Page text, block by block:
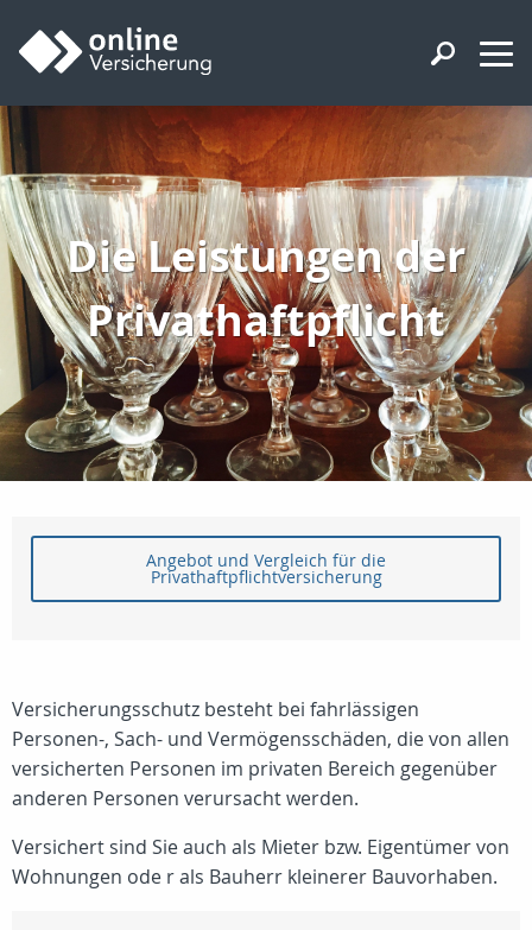
Die Leistungen der
Privathaftpflicht
Angebot und Vergleich für die
Privathaftpflichtversicherung
Versicherungsschutz besteht bei fahrlässigen
Personen-, Sach- und Vermögensschäden, die von allen
versicherten Personen im privaten Bereich gegenüber
anderen Personen verursacht werden.
Versichert sind Sie auch als Mieter bzw. Eigentümer von
Wohnungen ode r als Bauherr kleinerer Bauvorhaben.